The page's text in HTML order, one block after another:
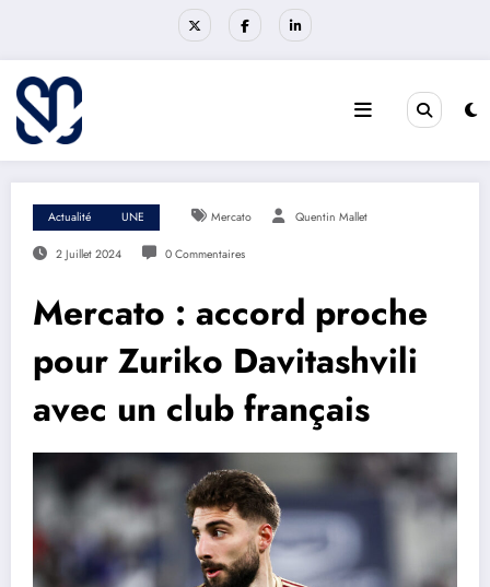
Actualité UNE Mercato Quentin Mallet
2 Juillet 2024 0 Commentaires
Mercato : accord proche
pour Zuriko Davitashvili
avec un club français